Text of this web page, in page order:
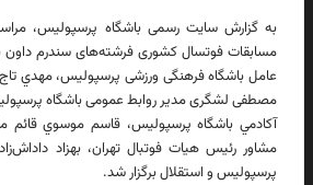
به گزارش سایت رسمی باشگاه پرسپولیس،
مسابقات فوتسال کشوری فرشته‌های سندرم داون
عامل باشگاه فرهنگی ورزشی پرسپولیس، مهدي
مصطفی لشگری مدیر روابط عمومی باشگاه
آكادمي باشگاه پرسپوليس، قاسم موسوي قائم
مشاور رئيس هيات فوتبال تهران، بهزاد
پرسپوليس و استقلال برگزار شد.